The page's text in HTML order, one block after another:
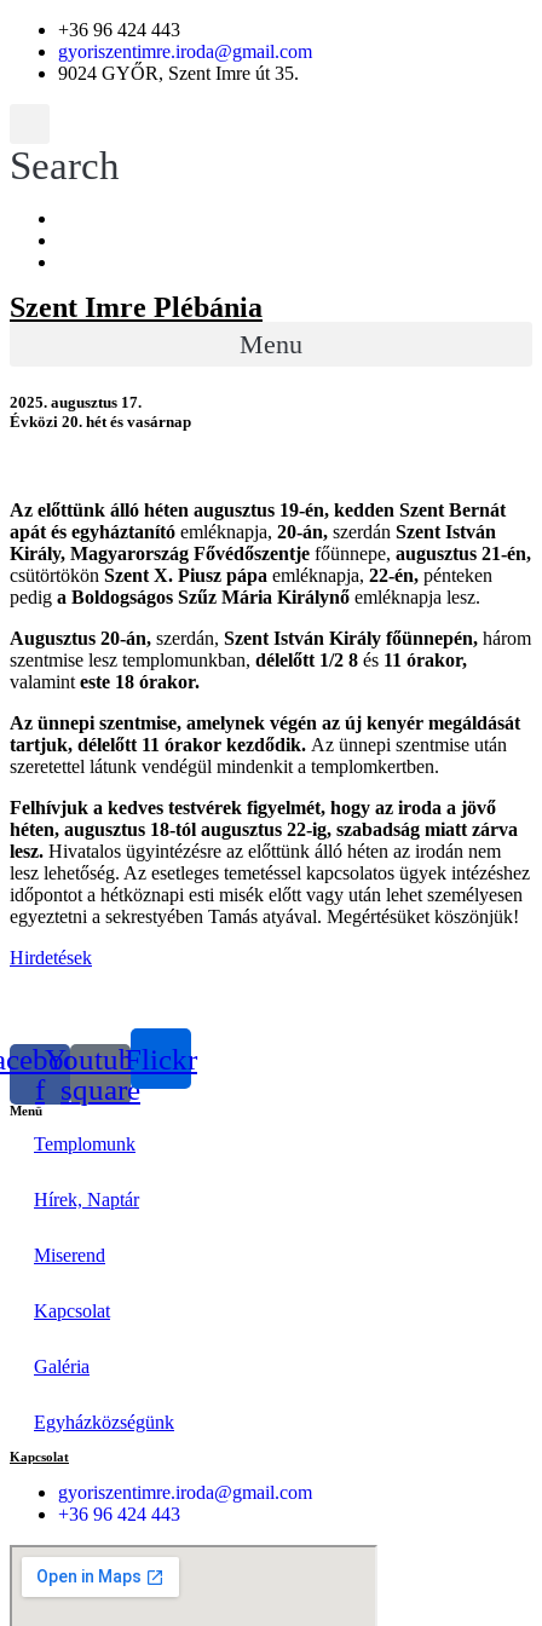
+36 96 424 443
gyoriszentimre.iroda@gmail.com
9024 GYŐR, Szent Imre út 35.
Search
Szent Imre Plébánia
Menu
2025. augusztus 17.
Évközi 20. hét és vasárnap
Az előttünk álló héten augusztus 19-én, kedden Szent Bernát
apát és egyháztanító emléknapja, 20-án, szerdán Szent István
Király, Magyarország Fővédőszentje főünnepe, augusztus 21-én,
csütörtökön Szent X. Piusz pápa emléknapja, 22-én, pénteken
pedig a Boldogságos Szűz Mária Királynő emléknapja lesz.
Augusztus 20-án, szerdán, Szent István Király főünnepén, három
szentmise lesz templomunkban, délelőtt 1/2 8 és 11 órakor,
valamint este 18 órakor.
Az ünnepi szentmise, amelynek végén az új kenyér megáldását
tartjuk, délelőtt 11 órakor kezdődik. Az ünnepi szentmise után
szeretettel látunk vendégül mindenkit a templomkertben.
Felhívjuk a kedves testvérek figyelmét, hogy az iroda a jövő
héten, augusztus 18-tól augusztus 22-ig, szabadság miatt zárva
lesz. Hivatalos ügyintézésre az előttünk álló héten az irodán nem
lesz lehetőség. Az esetleges temetéssel kapcsolatos ügyek intézéshez
időpontot a hétköznapi esti misék előtt vagy után lehet személyesen
egyeztetni a sekrestyében Tamás atyával. Megértésüket köszönjük!
Hirdetések
f
Youtube-
square
Flickr
Menü
Templomunk
Hírek, Naptár
Miserend
Kapcsolat
Galéria
Egyházközségünk
Kapcsolat
gyoriszentimre.iroda@gmail.com
+36 96 424 443